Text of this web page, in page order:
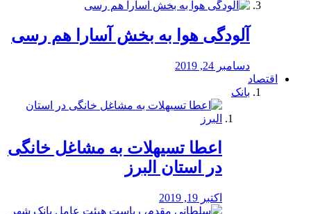
آلودگی هوا به بخش آسارا هم رسی
دسامبر 24, 2019
اقتصاد
بانک
️اعطا تسیهلات به مشاغل خانگی
در استان البرز
اکتبر 19, 2019